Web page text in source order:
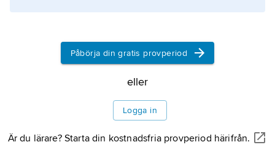
Information om artikeln
Påbörja din gratis provperiod
eller
Logga in
Är du lärare? Starta din kostnadsfria provperiod härifrån.